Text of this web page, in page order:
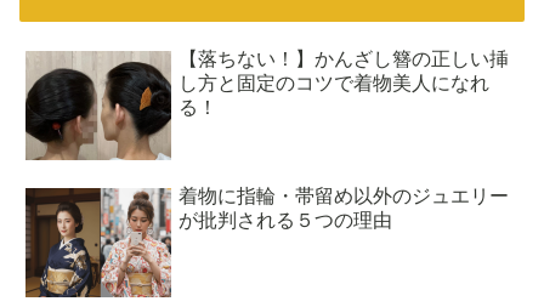
【落ちない！】かんざし簪の正しい挿
し方と固定のコツで着物美人になれ
る！
着物に指輪・帯留め以外のジュエリー
が批判される５つの理由